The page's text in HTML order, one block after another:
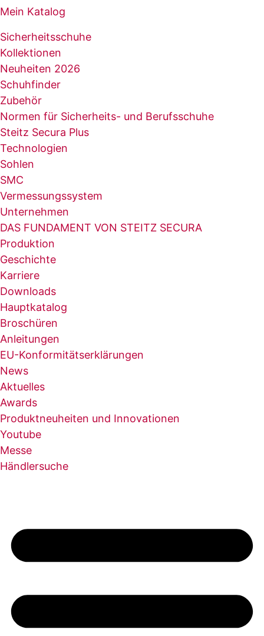
Mein Katalog
Sicherheitsschuhe
Kollektionen
Neuheiten 2026
Schuhfinder
Zubehör
Normen für Sicherheits- und Berufsschuhe
Steitz Secura Plus
Technologien
Sohlen
SMC
Vermessungssystem
Unternehmen
DAS FUNDAMENT VON STEITZ SECURA
Produktion
Geschichte
Karriere
Downloads
Hauptkatalog
Broschüren
Anleitungen
EU-Konformitätserklärungen
News
Aktuelles
Awards
Produktneuheiten und Innovationen
Youtube
Messe
Händlersuche